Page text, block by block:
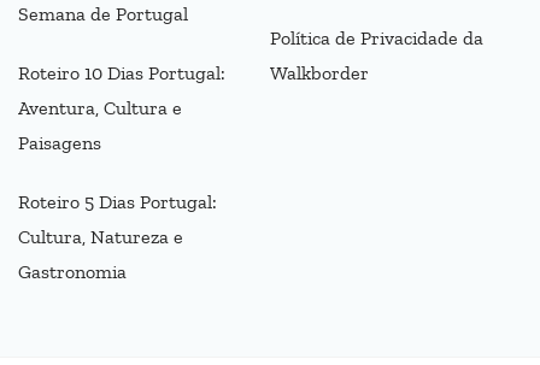
Semana de Portugal
Roteiro 10 Dias Portugal:
Aventura, Cultura e
Paisagens
Roteiro 5 Dias Portugal:
Cultura, Natureza e
Gastronomia
Política de Privacidade da
Walkborder